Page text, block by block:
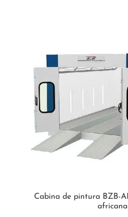
Cabina de pintura BZB-